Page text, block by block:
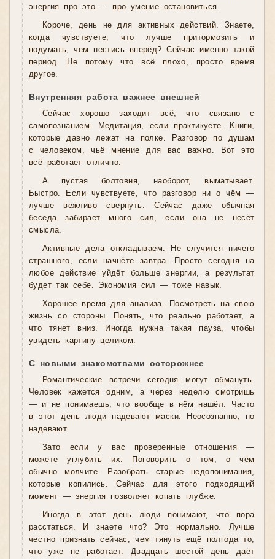
энергия про это — про умение остановиться.
Короче, день не для активных действий. Знаете,
когда чувствуете, что лучше притормозить и
подумать, чем нестись вперёд? Сейчас именно такой
период. Не потому что всё плохо, просто время
другое.
Внутренняя работа важнее внешней
Сейчас хорошо заходит всё, что связано с
самопознанием. Медитация, если практикуете. Книги,
которые давно лежат на полке. Разговор по душам
с человеком, чьё мнение для вас важно. Вот это
всё работает отлично.
А пустая болтовня, наоборот, выматывает.
Быстро. Если чувствуете, что разговор ни о чём —
лучше вежливо свернуть. Сейчас даже обычная
беседа забирает много сил, если она не несёт
смысла.
Активные дела откладываем. Не случится ничего
страшного, если начнёте завтра. Просто сегодня на
любое действие уйдёт больше энергии, а результат
будет так себе. Экономия сил — тоже навык.
Хорошее время для анализа. Посмотреть на свою
жизнь со стороны. Понять, что реально работает, а
что тянет вниз. Иногда нужна такая пауза, чтобы
увидеть картину целиком.
С новыми знакомствами осторожнее
Романтические встречи сегодня могут обмануть.
Человек кажется одним, а через неделю смотришь
— и не понимаешь, что вообще в нём нашёл. Часто
в этот день люди надевают маски. Неосознанно, но
надевают.
Зато если у вас проверенные отношения —
можете углубить их. Поговорить о том, о чём
обычно молчите. Разобрать старые недопонимания,
которые копились. Сейчас для этого подходящий
момент — энергия позволяет копать глубже.
Иногда в этот день люди понимают, что пора
расстаться. И знаете что? Это нормально. Лучше
честно признать сейчас, чем тянуть ещё полгода то,
что уже не работает. Двадцать шестой день даёт